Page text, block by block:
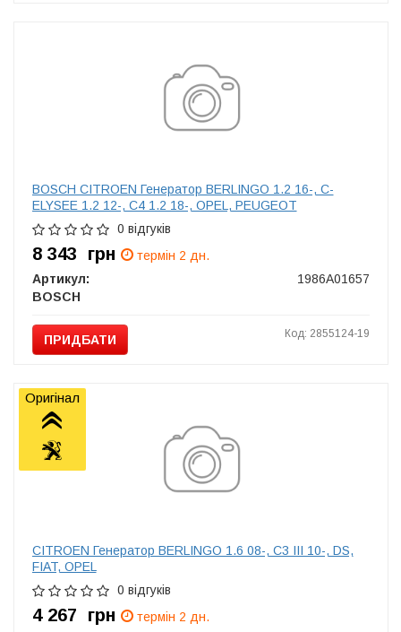
BOSCH CITROEN Генератор BERLINGO 1.2 16-, C-
ELYSEE 1.2 12-, C4 1.2 18-, OPEL, PEUGEOT
0 відгуків
8 343 грн
термін 2 дн.
Артикул:
1986A01657
BOSCH
ПРИДБАТИ Код: 2855124-19
CITROEN Генератор BERLINGO 1.6 08-, C3 III 10-, DS,
FIAT, OPEL
0 відгуків
4 267 грн
термін 2 дн.
Оригінал